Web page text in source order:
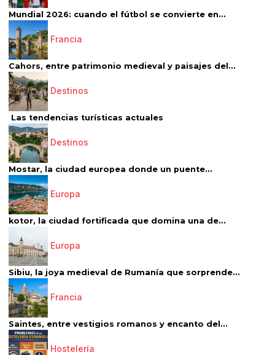
Mundial 2026: cuando el fútbol se convierte en...
Francia
Cahors, entre patrimonio medieval y paisajes del...
Destinos
Las tendencias turísticas actuales
Destinos
Mostar, la ciudad europea donde un puente...
Europa
kotor, la ciudad fortificada que domina una de...
Europa
Sibiu, la joya medieval de Rumanía que sorprende...
Francia
Saintes, entre vestigios romanos y encanto del...
Hostelería